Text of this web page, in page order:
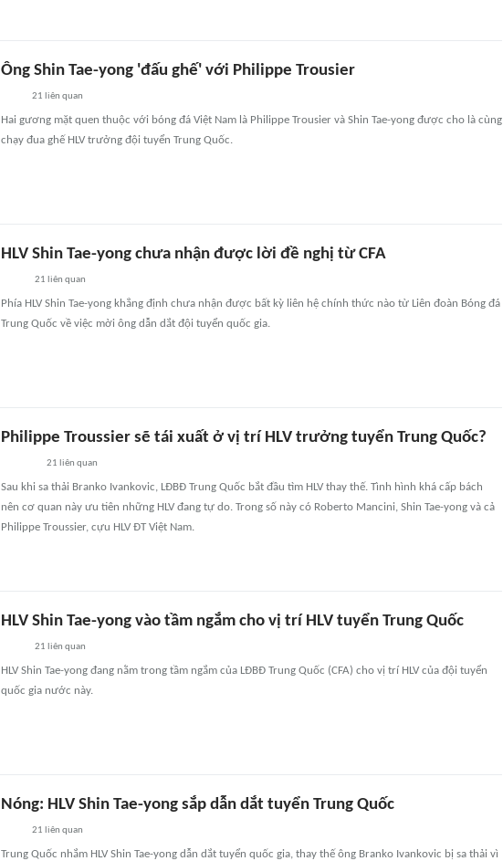
Ông Shin Tae-yong 'đấu ghế' với Philippe Trousier
21 liên quan
Hai gương mặt quen thuộc với bóng đá Việt Nam là Philippe Trousier và Shin Tae-yong được cho là cùng
chạy đua ghế HLV trưởng đội tuyển Trung Quốc.
HLV Shin Tae-yong chưa nhận được lời đề nghị từ CFA
21 liên quan
Phía HLV Shin Tae-yong khẳng định chưa nhận được bất kỳ liên hệ chính thức nào từ Liên đoàn Bóng đá
Trung Quốc về việc mời ông dẫn dắt đội tuyển quốc gia.
Philippe Troussier sẽ tái xuất ở vị trí HLV trưởng tuyển Trung Quốc?
21 liên quan
Sau khi sa thải Branko Ivankovic, LĐBĐ Trung Quốc bắt đầu tìm HLV thay thế. Tình hình khá cấp bách
nên cơ quan này ưu tiên những HLV đang tự do. Trong số này có Roberto Mancini, Shin Tae-yong và cả
Philippe Troussier, cựu HLV ĐT Việt Nam.
HLV Shin Tae-yong vào tầm ngắm cho vị trí HLV tuyển Trung Quốc
21 liên quan
HLV Shin Tae-yong đang nằm trong tầm ngắm của LĐBĐ Trung Quốc (CFA) cho vị trí HLV của đội tuyển
quốc gia nước này.
Nóng: HLV Shin Tae-yong sắp dẫn dắt tuyển Trung Quốc
21 liên quan
Trung Quốc nhắm HLV Shin Tae-yong dẫn dắt tuyển quốc gia, thay thế ông Branko Ivankovic bị sa thải vì